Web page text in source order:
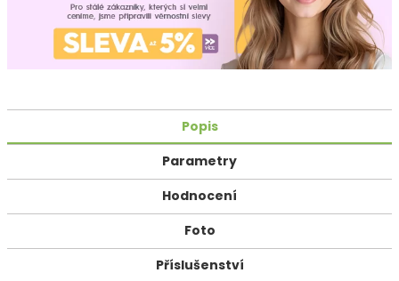
Popis
Parametry
Hodnocení
Foto
Příslušenství